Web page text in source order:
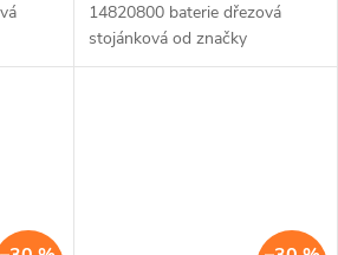
New.
14820800 baterie dřezová
stojánková od značky
Hansgrohe. Série: Metris New.